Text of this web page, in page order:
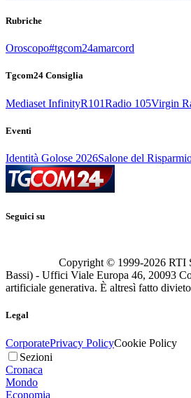
Rubriche
Oroscopo#tgcom24amarcord
Tgcom24 Consiglia
Mediaset InfinityR101Radio 105Virgin
Eventi
Identità Golose 2026Salone del
Seguici su
Copyright © 1999-2026 RTI
Bassi) - Uffici Viale Europa 46, 20093
artificiale generativa. È altresì fatto
Legal
CorporatePrivacy PolicyCookie Policy
Sezioni
Cronaca
Mondo
Economia